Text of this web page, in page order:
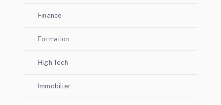
Finance
Formation
High Tech
Immobilier